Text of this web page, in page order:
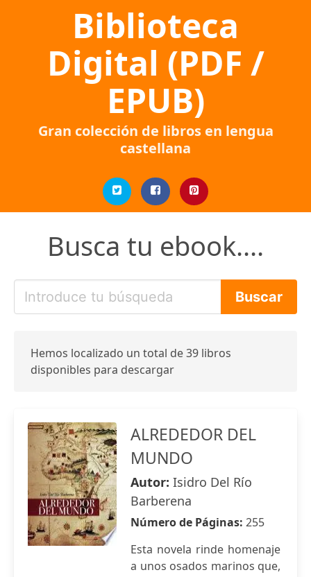
Biblioteca
Digital (PDF /
EPUB)
Gran colección de libros en lengua
castellana
Busca tu ebook....
Hemos localizado un total de 39 libros
disponibles para descargar
ALREDEDOR DEL
MUNDO
Autor: Isidro Del Río
Barberena
Número de Páginas: 255
Esta novela rinde homenaje
a unos osados marinos que,